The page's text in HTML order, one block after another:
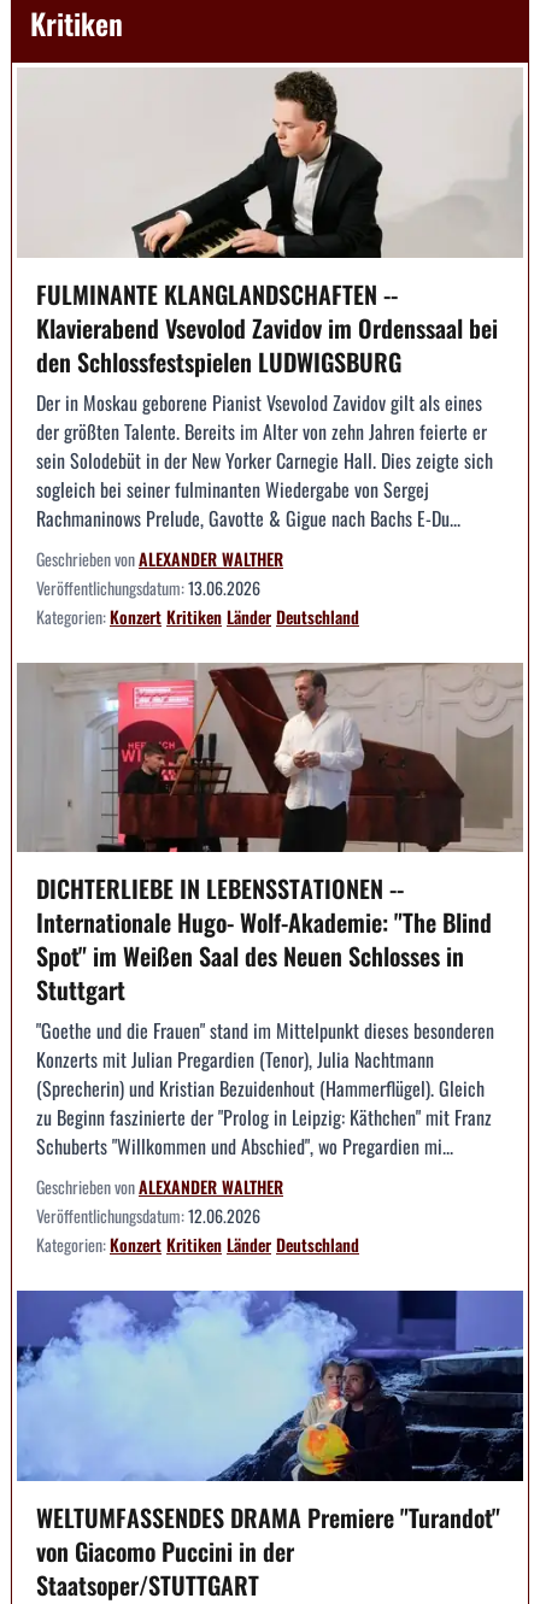
Kritiken
FULMINANTE KLANGLANDSCHAFTEN --
Klavierabend Vsevolod Zavidov im Ordenssaal bei
den Schlossfestspielen LUDWIGSBURG
Der in Moskau geborene Pianist Vsevolod Zavidov gilt als eines
der größten Talente. Bereits im Alter von zehn Jahren feierte er
sein Solodebüt in der New Yorker Carnegie Hall. Dies zeigte sich
sogleich bei seiner fulminanten Wiedergabe von Sergej
Rachmaninows Prelude, Gavotte & Gigue nach Bachs E-Du...
Geschrieben vonALEXANDER WALTHER
Veröffentlichungsdatum:13.06.2026
Kategorien:KonzertKritikenLänderDeutschland
DICHTERLIEBE IN LEBENSSTATIONEN --
Internationale Hugo- Wolf-Akademie: "The Blind
Spot" im Weißen Saal des Neuen Schlosses in
Stuttgart
"Goethe und die Frauen" stand im Mittelpunkt dieses besonderen
Konzerts mit Julian Pregardien (Tenor), Julia Nachtmann
(Sprecherin) und Kristian Bezuidenhout (Hammerflügel). Gleich
zu Beginn faszinierte der "Prolog in Leipzig: Käthchen" mit Franz
Schuberts "Willkommen und Abschied", wo Pregardien mi...
Geschrieben vonALEXANDER WALTHER
Veröffentlichungsdatum:12.06.2026
Kategorien:KonzertKritikenLänderDeutschland
WELTUMFASSENDES DRAMA Premiere "Turandot"
von Giacomo Puccini in der
Staatsoper/STUTTGART